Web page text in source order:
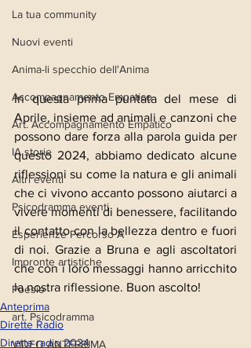
La tua community
Nuovi eventi
Anima-li specchio dell'Anima
Accompagnamento Empatico
Art. Accompagnamento Empatico
IA storie
Altri eventi
Psicodramma eventi
Esperienze Percorso A
Impronte artistiche
Poesie
art. Psicodramma
VIDEO ANTEPRIMA
In questa prima puntata del mese di
Aprile, insieme ad animali e canzoni che
possono dare forza alla parola guida per
questo 2024, abbiamo dedicato alcune
riflessioni su come la natura e gli animali
che ci vivono accanto possono aiutarci a
vivere momenti di benessere, facilitando
il contatto con la bellezza dentro e fuori
di noi. Grazie a Bruna e agli ascoltatori
che con i loro messaggi hanno arricchito
la nostra riflessione. Buon ascolto!
Anteprima
Dirette Radio
Dirette radio 2024